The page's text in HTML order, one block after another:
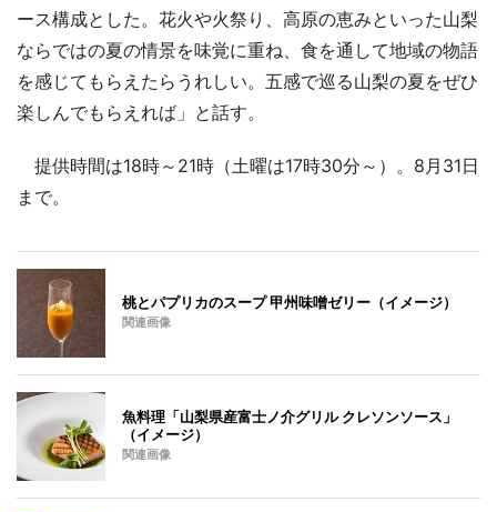
ース構成とした。花火や火祭り、高原の恵みといった山梨
ならではの夏の情景を味覚に重ね、食を通して地域の物語
を感じてもらえたらうれしい。五感で巡る山梨の夏をぜひ
楽しんでもらえれば」と話す。
提供時間は18時～21時（土曜は17時30分～）。8月31日
まで。
桃とパプリカのスープ 甲州味噌ゼリー（イメージ）
関連画像
魚料理「山梨県産富士ノ介グリル クレソンソース」
（イメージ）
関連画像